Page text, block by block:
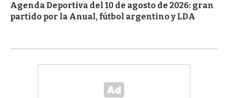
Agenda Deportiva del 10 de agosto de 2026: gran
partido por la Anual, fútbol argentino y LDA